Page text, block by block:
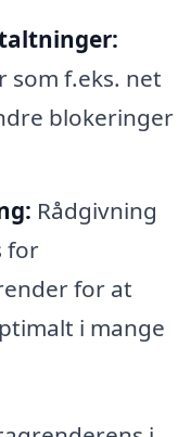
som f.eks. net
blokeringer
Rådgivning
for
for at
i mange